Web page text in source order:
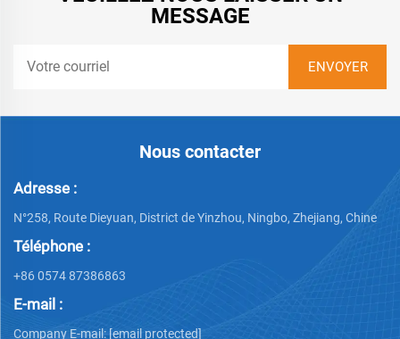
MESSAGE
Nous contacter
Adresse :
N°258, Route Dieyuan, District de Yinzhou, Ningbo, Zhejiang, Chine
Téléphone :
+86 0574 87386863
E-mail :
Company E-mail:[email protected]